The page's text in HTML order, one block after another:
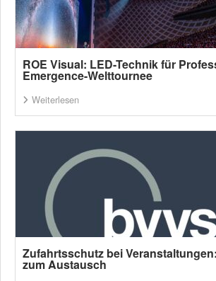
ROE Visual: LED-Technik für
Emergence-Welttournee
Weiterlesen
Zufahrtsschutz bei
zum Austausch